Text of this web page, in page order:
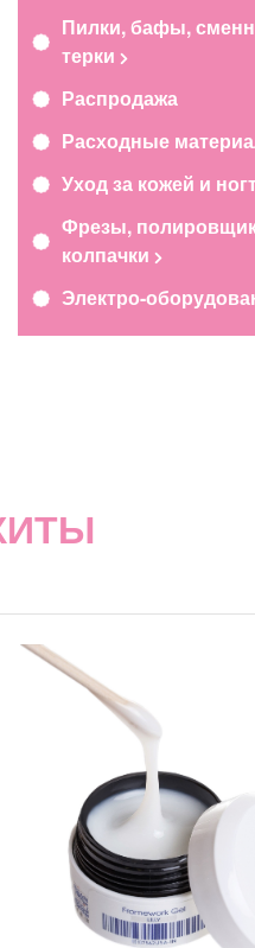
Пилки, бафы,
терки
Распродажа
Расходные
Уход за кожей и
Фрезы,
колпачки
Электро-